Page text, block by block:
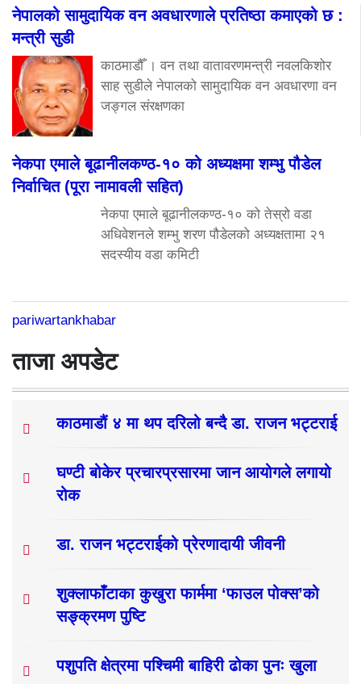
नेपालको सामुदायिक वन अवधारणाले प्रतिष्ठा कमाएको छ :
मन्त्री सुडी
काठमाडौँ । वन तथा वातावरणमन्त्री नवलकिशोर
साह सुडीले नेपालको सामुदायिक वन अवधारणा वन
जङ्गल संरक्षणका
नेकपा एमाले बूढानीलकण्ठ-१० को अध्यक्षमा शम्भु पौडेल
निर्वाचित (पूरा नामावली सहित)
नेकपा एमाले बूढानीलकण्ठ-१० को तेस्रो वडा
अधिवेशनले शम्भु शरण पौडेलको अध्यक्षतामा २१
सदस्यीय वडा कमिटी
pariwartankhabar
ताजा अपडेट
काठमाडौं ४ मा थप दरिलो बन्दै डा. राजन भट्टराई
घण्टी बोकेर प्रचारप्रसारमा जान आयोगले लगायो
रोक
डा. राजन भट्टराईको प्रेरणादायी जीवनी
शुक्लाफाँटाका कुखुरा फार्ममा ‘फाउल पोक्स’को
सङ्क्रमण पुष्टि
पशुपति क्षेत्रमा पश्चिमी बाहिरी ढोका पुनः खुला